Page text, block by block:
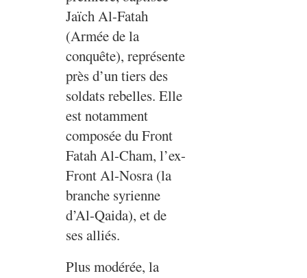
Jaïch Al-Fatah
(Armée de la
conquête), représente
près d’un tiers des
soldats rebelles. Elle
est notamment
composée du Front
Fatah Al-Cham, l’ex-
Front Al-Nosra (la
branche syrienne
d’Al-Qaida), et de
ses alliés.
Plus modérée, la